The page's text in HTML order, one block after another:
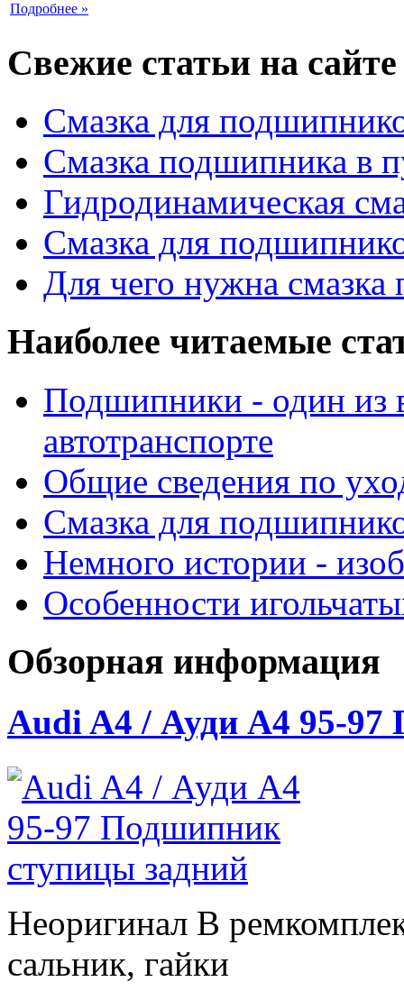
Подробнее »
Свежие статьи на сайте
Смазка для
Смазка подшипника в
Гидродинамическая
Смазка для
Для чего нужна
Наиболее читаемые
Подшипники - один из
автотранспорте
Общие сведения по
Смазка для
Немного истории -
Особенности
Обзорная информация
Audi A4 / Ауди А4 95-97
Неоригинал В
сальник, гайки